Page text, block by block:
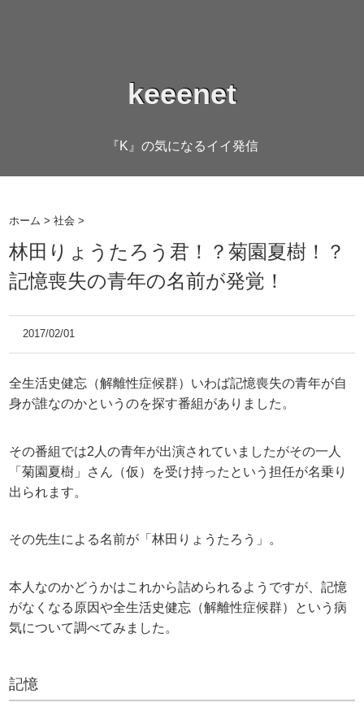
keeenet
『K』の気になるイイ発信
ホーム >社会 >
林田りょうたろう君！？菊園夏樹！？
記憶喪失の青年の名前が発覚！
2017/02/01
全生活史健忘（解離性症候群）いわば記憶喪失の青年が自
身が誰なのかというのを探す番組がありました。
その番組では2人の青年が出演されていましたがその一人
「菊園夏樹」さん（仮）を受け持ったという担任が名乗り
出られます。
その先生による名前が「林田りょうたろう」。
本人なのかどうかはこれから詰められるようですが、記憶
がなくなる原因や全生活史健忘（解離性症候群）という病
気について調べてみました。
記憶